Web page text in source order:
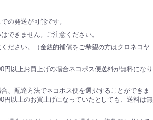
の発送が可能です。
できません。ご注意ください。
ださい。（金銭的補償をご希望の方はクロネコヤ
以上お買上げの場合ネコポス便送料が無料になり
、配達方法でネコポス便を選択することができま
以上のお買上げになっていたとしても、送料は無